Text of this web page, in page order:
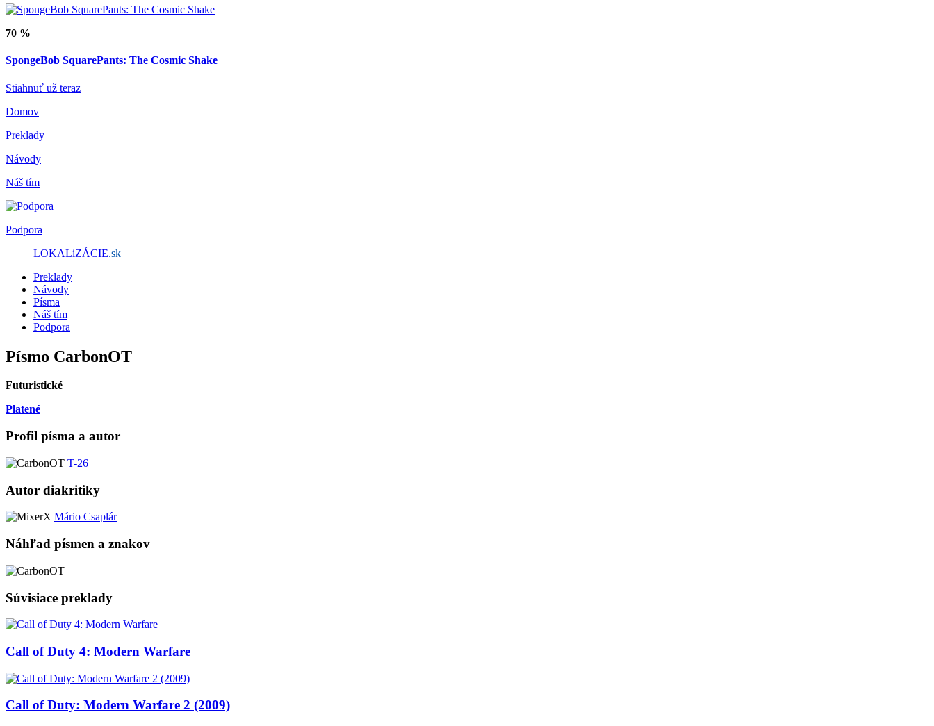
70 %
SpongeBob SquarePants: The Cosmic Shake
Stiahnuť už teraz
Domov
Preklady
Návody
Náš tím
Podpora
LOKALiZÁCIE.sk
Preklady
Návody
Písma
Náš tím
Podpora
Písmo CarbonOT
Futuristické
Platené
Profil písma a autor
T-26
Autor diakritiky
Mário Csaplár
Náhľad písmen a znakov
Súvisiace preklady
Call of Duty 4: Modern Warfare
Call of Duty: Modern Warfare 2 (2009)